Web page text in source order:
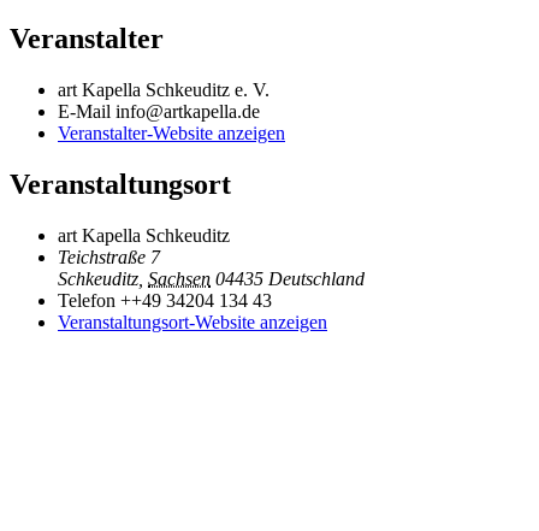
Veranstalter
art Kapella Schkeuditz e. V.
E-Mail info@artkapella.de
Veranstalter-Website anzeigen
Veranstaltungsort
art Kapella Schkeuditz
Teichstraße 7
Schkeuditz Sachsen 04435 Deutschland
Telefon ++49 34204 134 43
Veranstaltungsort-Website anzeigen